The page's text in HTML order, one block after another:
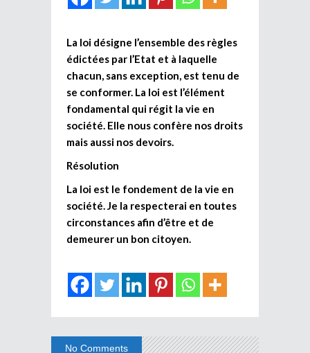
La loi désigne l’ensemble des règles
édictées par l’Etat et à laquelle
chacun, sans exception, est tenu de
se conformer. La loi est l’élément
fondamental qui régit la vie en
société. Elle nous confère nos droits
mais aussi nos devoirs.
Résolution
La loi est le fondement de la vie en
société. Je la respecterai en toutes
circonstances afin d’être et de
demeurer un bon citoyen.
No Comments